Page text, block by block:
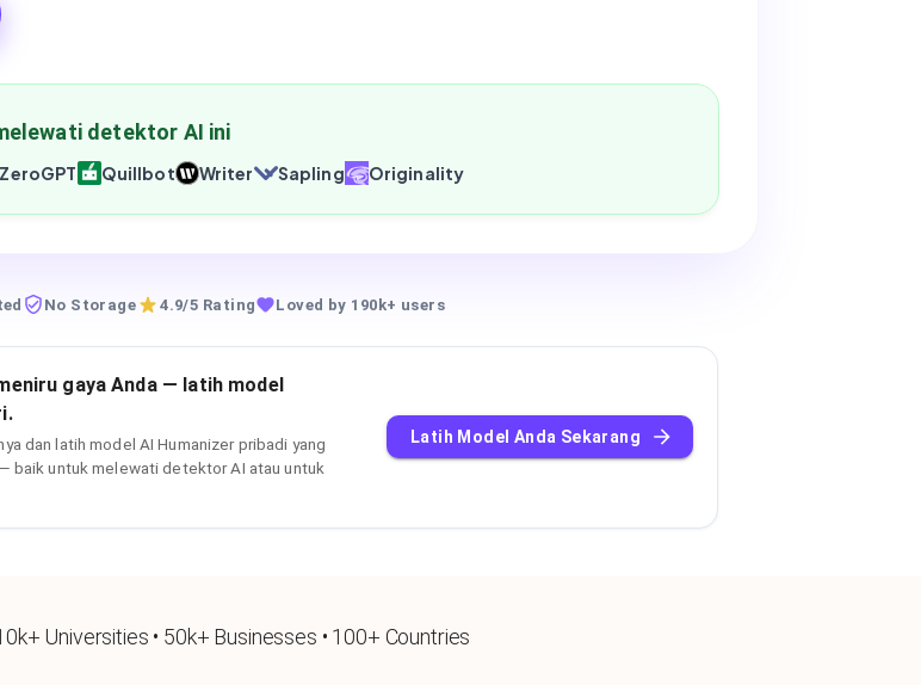
detektor AI ini
ZeroGPT Quillbot Writer Sapling Originality
No Storage 4.9/5 Rating Loved by 190k+ users
gaya Anda — latih model
dan latih model AI Humanizer pribadi yang
baik untuk melewati detektor AI atau untuk
Latih Model Anda Sekarang
Universities • 50k+ Businesses • 100+ Countries